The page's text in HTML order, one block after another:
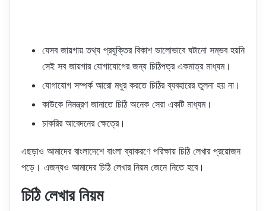
যেসব জায়গায় তথ্য প্রযুক্তির বিকাশ ভালোভাবে ঘটানো সম্ভব হয়নি
সেই সব জায়গার যোগাযোগের জন্য চিঠিপত্র একমাত্র মাধ্যম।
যোগাযোগ সম্পর্ক আরো মধুর করতে চিঠির ব্যবহারের তুলনা হয় না।
কাউকে নিমন্ত্রণ জানাতে চিঠি অনেক সেরা একটি মাধ্যম।
চাকরির আবেদনের ক্ষেত্রে।
এছড়াও আমাদের বাংলাদেশে বাংলা ব্যাকরণে পরিক্ষায় চিঠি লেখার প্রয়োজন
পড়ে। এজন্যও আমাদের চিঠি লেখার নিয়ম জেনে নিতে হবে।
চিঠি লেখার নিয়ম